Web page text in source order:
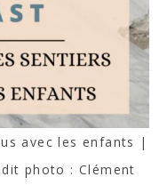
avec les enfants |
photo : Clément